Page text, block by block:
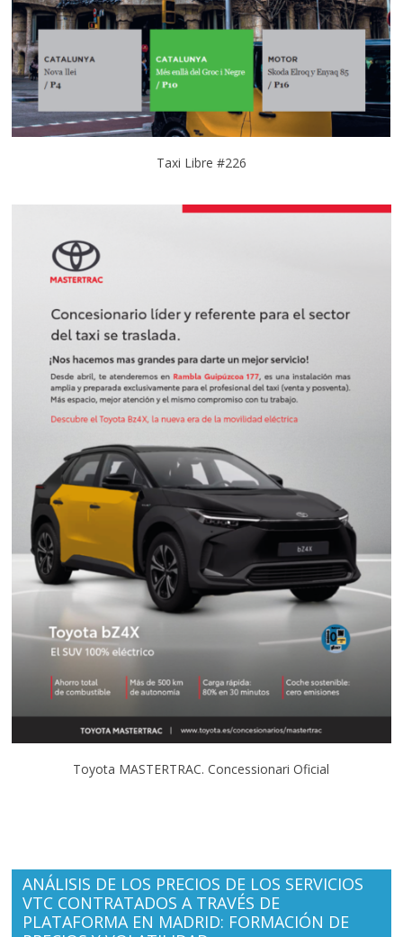
Taxi Libre #226
Toyota MASTERTRAC. Concessionari Oficial
ANÁLISIS DE LOS PRECIOS DE LOS SERVICIOS
VTC CONTRATADOS A TRAVÉS DE
PLATAFORMA EN MADRID: FORMACIÓN DE